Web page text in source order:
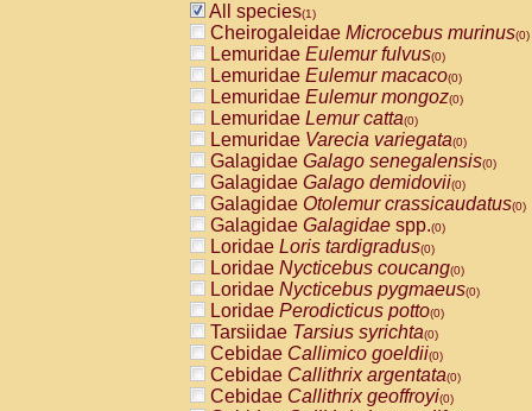
All species(1)
Cheirogaleidae Microcebus murinus(0)
Lemuridae Eulemur fulvus(0)
Lemuridae Eulemur macaco(0)
Lemuridae Eulemur mongoz(0)
Lemuridae Lemur catta(0)
Lemuridae Varecia variegata(0)
Galagidae Galago senegalensis(0)
Galagidae Galago demidovii(0)
Galagidae Otolemur crassicaudatus(0)
Galagidae Galagidae spp.(0)
Loridae Loris tardigradus(0)
Loridae Nycticebus coucang(0)
Loridae Nycticebus pygmaeus(0)
Loridae Perodicticus potto(0)
Tarsiidae Tarsius syrichta(0)
Cebidae Callimico goeldii(0)
Cebidae Callithrix argentata(0)
Cebidae Callithrix geoffroyi(0)